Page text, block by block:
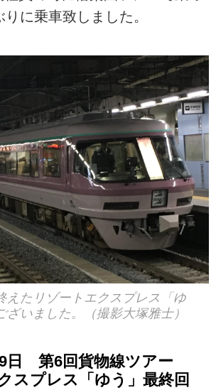
に乗車致しました。
えたリゾートエクスプレス「ゆ
ざいました。（撮影大塚雅士）
9日 第6回貨物線ツアー
スプレス「ゆう」最終回